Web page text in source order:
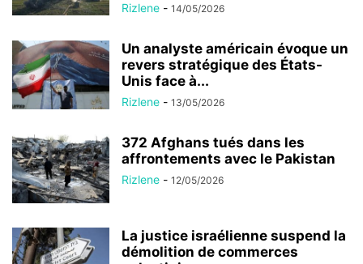
Rizlene - 14/05/2026
Un analyste américain évoque un
revers stratégique des États-
Unis face à...
Rizlene - 13/05/2026
372 Afghans tués dans les
affrontements avec le Pakistan
Rizlene - 12/05/2026
La justice israélienne suspend la
démolition de commerces